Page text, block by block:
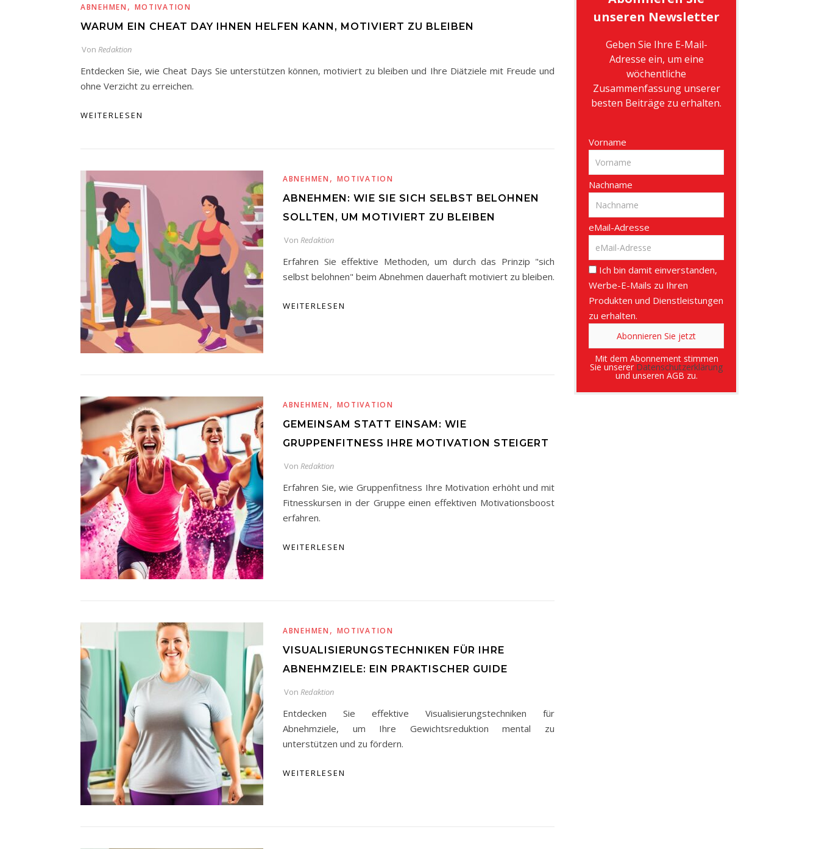
ABNEHMEN , MOTIVATION
WARUM EIN CHEAT DAY IHNEN HELFEN KANN, MOTIVIERT ZU BLEIBEN
Von Redaktion
Entdecken Sie, wie Cheat Days Sie unterstützen können, motiviert zu bleiben und Ihre Diätziele mit Freude und
ohne Verzicht zu erreichen.
WEITERLESEN
ABNEHMEN , MOTIVATION
ABNEHMEN: WIE SIE SICH SELBST BELOHNEN
SOLLTEN, UM MOTIVIERT ZU BLEIBEN
Von Redaktion
Erfahren Sie effektive Methoden, um durch das Prinzip "sich
selbst belohnen" beim Abnehmen dauerhaft motiviert zu bleiben.
WEITERLESEN
ABNEHMEN , MOTIVATION
GEMEINSAM STATT EINSAM: WIE
GRUPPENFITNESS IHRE MOTIVATION STEIGERT
Von Redaktion
Erfahren Sie, wie Gruppenfitness Ihre Motivation erhöht und mit
Fitnesskursen in der Gruppe einen effektiven Motivationsboost
erfahren.
WEITERLESEN
ABNEHMEN , MOTIVATION
VISUALISIERUNGSTECHNIKEN FÜR IHRE
ABNEHMZIELE: EIN PRAKTISCHER GUIDE
Von Redaktion
Entdecken Sie effektive Visualisierungstechniken für
Abnehmziele, um Ihre Gewichtsreduktion mental zu
unterstützen und zu fördern.
WEITERLESEN
unseren Newsletter
Geben Sie Ihre E-Mail-
Adresse ein, um eine
wöchentliche
Zusammenfassung unserer
besten Beiträge zu erhalten.
Vorname
Nachname
eMail-Adresse
Ich bin damit einverstanden,
Werbe-E-Mails zu Ihren
Produkten und Dienstleistungen
zu erhalten.
Mit dem Abonnement stimmen
Sie unserer Datenschutzerklärung
und unseren AGB zu.